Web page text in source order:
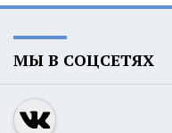
МЫ В СОЦСЕТЯХ